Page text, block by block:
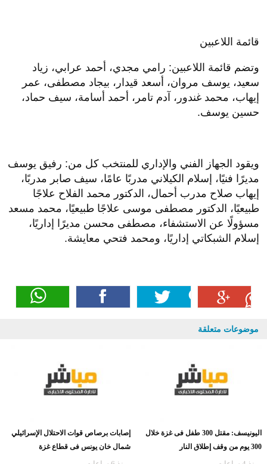
قائمة اللاعبين
وتضم قائمة اللاعبين: رامي مجدي، أحمد عرابي، زياد
سعيد، يوسف مروان، أسعد قيدار، بيجاد مصطفى، عمر
إيهاب، محمد غندور، آدم تامر، أحمد أسامة، سيف حماد،
حسين يوسف.
ويقود الجهاز الفني والإداري للمنتخب كل من: رفيق يوسف
مديرًا فنيًا، إسلام الكيلاني مدربًا عامًا، سيف صابر مدربًا،
إيهاب صلاح مدرب أحمال، الدكتور محمد الفلاح علاجًا
طبيعيًا، الدكتور مصطفى موسى علاجًا طبيعيًا، محمد مسعد
مسؤولًا عن الاستشفاء، مصطفى محسن مديرًا إداريًا،
إسلام الشبكاتي إداريًا، ومحمد فتحي معايشة.
موضوعات متعلقة
اليونيسف: مقتل 300 طفل فى غزة خلال
300 يوم من وقف إطلاق النار
إصابات برصاص قوات الاحتلال الإسرائيلي
شمال خان يونس فى قطاع غزة